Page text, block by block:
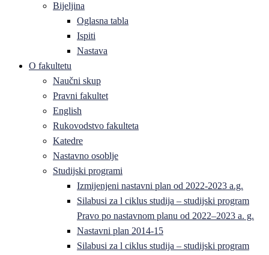
Bijeljina
Oglasna tabla
Ispiti
Nastava
O fakultetu
Naučni skup
Pravni fakultet
English
Rukovodstvo fakulteta
Katedre
Nastavno osoblje
Studijski programi
Izmijenjeni nastavni plan od 2022-2023 a.g.
Silabusi za l ciklus studija – studijski program
Pravo po nastavnom planu od 2022–2023 a. g.
Nastavni plan 2014-15
Silabusi za l ciklus studija – studijski program